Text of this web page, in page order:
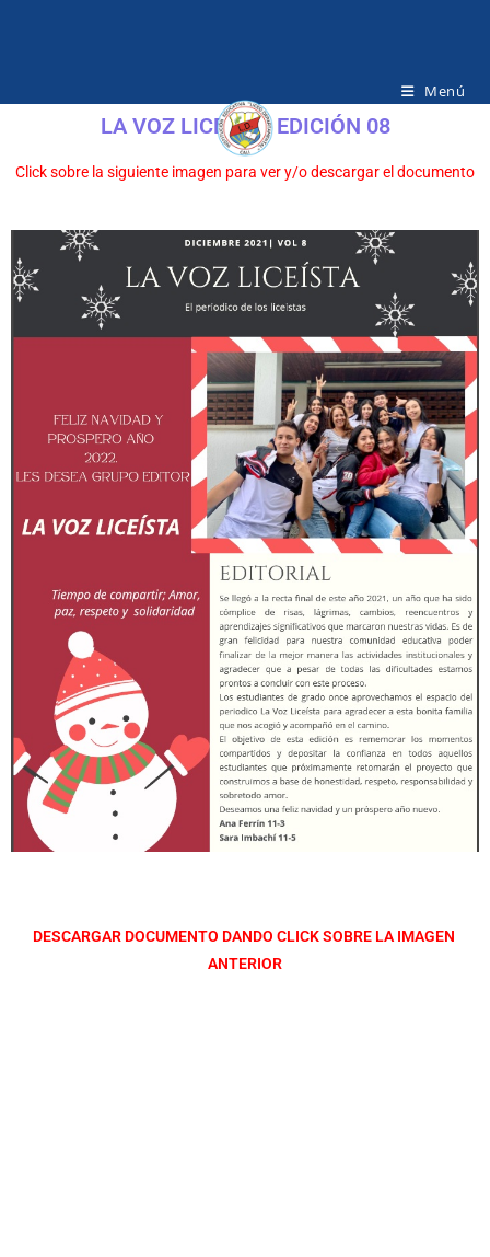
Menú
LA VOZ LICEÍSTA EDICIÓN 08
Click sobre la siguiente imagen para ver y/o descargar el documento
DESCARGAR DOCUMENTO DANDO CLICK SOBRE LA IMAGEN
ANTERIOR